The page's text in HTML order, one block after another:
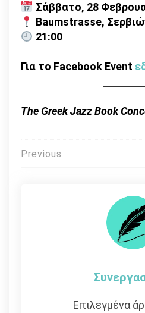
Σάββατο, 28
Baumstrasse,
21:00
Για το Facebook Event
The Greek Jazz Book
Πλοήγηση
Previous
Επιλεγμένα